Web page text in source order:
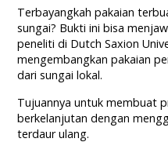
Terbayangkah pakaian
sungai? Bukti ini bisa
peneliti di Dutch Saxion
mengembangkan pakaian
dari sungai lokal.
Tujuannya untuk membuat
berkelanjutan dengan
terdaur ulang.